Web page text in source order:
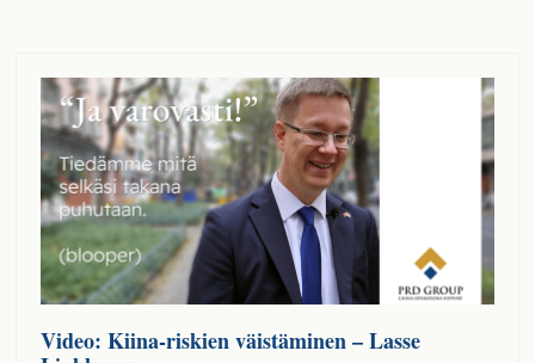
Video: Kiina-riskien väistäminen – Lasse